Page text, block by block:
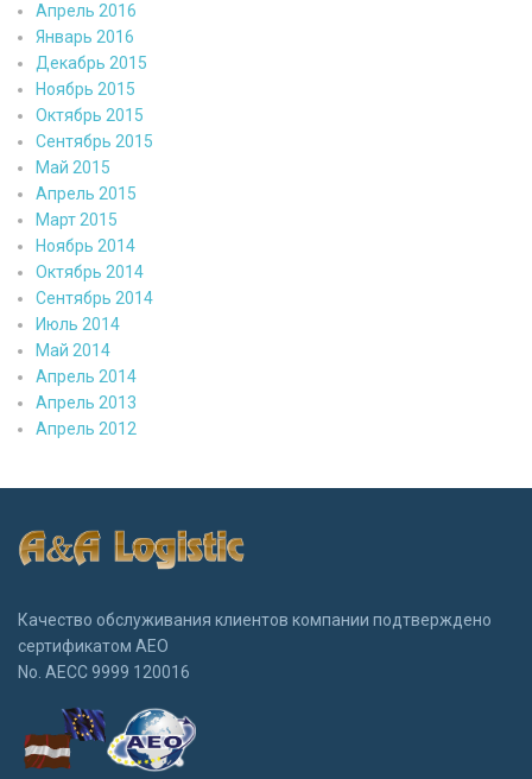
Апрель 2016
Январь 2016
Декабрь 2015
Ноябрь 2015
Октябрь 2015
Сентябрь 2015
Май 2015
Апрель 2015
Март 2015
Ноябрь 2014
Октябрь 2014
Сентябрь 2014
Июль 2014
Май 2014
Апрель 2014
Апрель 2013
Апрель 2012
Качество обслуживания клиентов компании подтверждено
сертификатом АЕО
No. АЕСС 9999 120016